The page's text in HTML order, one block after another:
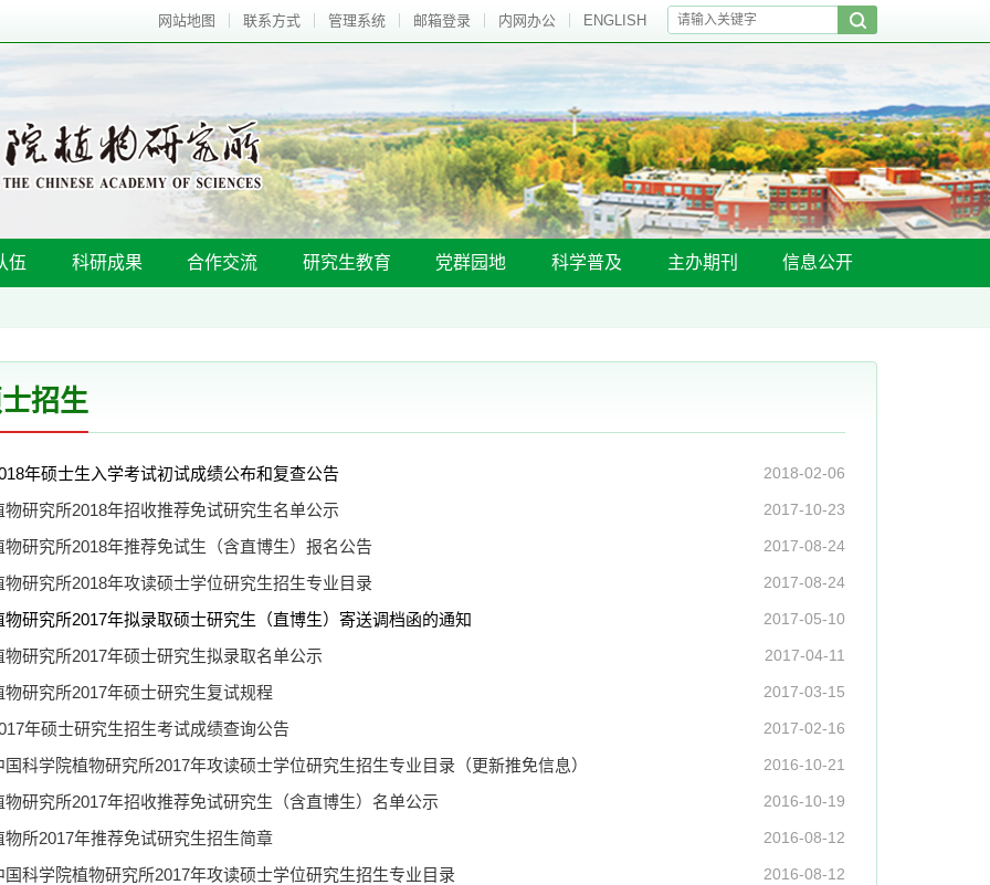
网站地图 联系方式 管理系统 邮箱登录 内网办公 ENGLISH
伍 科研成果 合作交流 研究生教育 党群园地 科学普及 主办期刊 信息公开
招生
2018-02-06
年硕士生入学考试初试成绩公布和复查公告
2017-10-23
物研究所2018年招收推荐免试研究生名单公示
2017-08-24
物研究所2018年推荐免试生（含直博生）报名公告
2017-08-24
物研究所2018年攻读硕士学位研究生招生专业目录
2017-05-10
物研究所2017年拟录取硕士研究生（直博生）寄送调档函的通知
2017-04-11
物研究所2017年硕士研究生拟录取名单公示
2017-03-15
物研究所2017年硕士研究生复试规程
2017-02-16
年硕士研究生招生考试成绩查询公告
2016-10-21
国科学院植物研究所2017年攻读硕士学位研究生招生专业目录（更新推免信息）
2016-10-19
物研究所2017年招收推荐免试研究生（含直博生）名单公示
2016-08-12
物所2017年推荐免试研究生招生简章
2016-08-12
国科学院植物研究所2017年攻读硕士学位研究生招生专业目录